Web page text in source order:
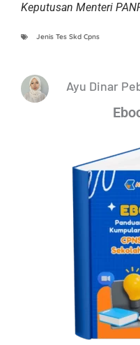
Keputusan Menteri
Jenis Tes Skd Cpns
Ayu Dinar